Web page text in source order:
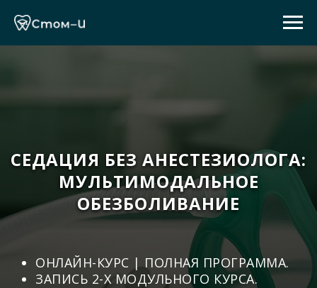
СЕДАЦИЯ БЕЗ АНЕСТЕЗИОЛОГА:
МУЛЬТИМОДАЛЬНОЕ
ОБЕЗБОЛИВАНИЕ
ОНЛАЙН-КУРС | ПОЛНАЯ ПРОГРАММА.
ЗАПИСЬ 2-Х МОДУЛЬНОГО КУРСА.